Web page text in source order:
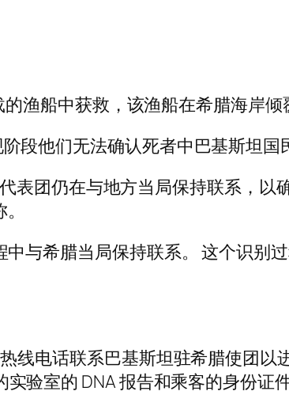
渔船中获救，该渔船在希腊海岸倾
段他们无法确认死者中巴基斯坦国
表团仍在与地方当局保持联系，
与希腊当局保持联系。 这个识别
线电话联系巴基斯坦驻希腊使团以
验室的 DNA 报告和乘客的身份证件